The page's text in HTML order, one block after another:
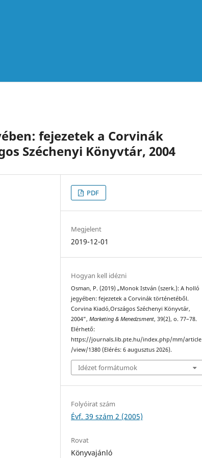
fejezetek a Corvinák
Széchenyi Könyvtár, 2004
PDF
Megjelent
2019-12-01
Hogyan kell idézni
Osman, P. (2019) „Monok István (szerk.): A holló
jegyében: fejezetek a Corvinák történetéből.
Corvina Kiadó,Országos Széchenyi Könyvtár,
2004”,Marketing & Menedzsment, 39(2), o. 77–78.
Elérhető:
https://journals.lib.pte.hu/index.php/mm/article
/view/1380 (Elérés: 6 augusztus 2026).
Idézet formátumok
Folyóirat szám
Évf. 39 szám 2 (2005)
Rovat
Könyvajánló